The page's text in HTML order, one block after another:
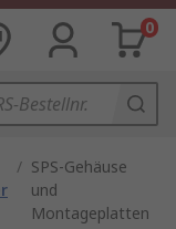
0
/ SPS-Gehäuse
und
Montageplatten